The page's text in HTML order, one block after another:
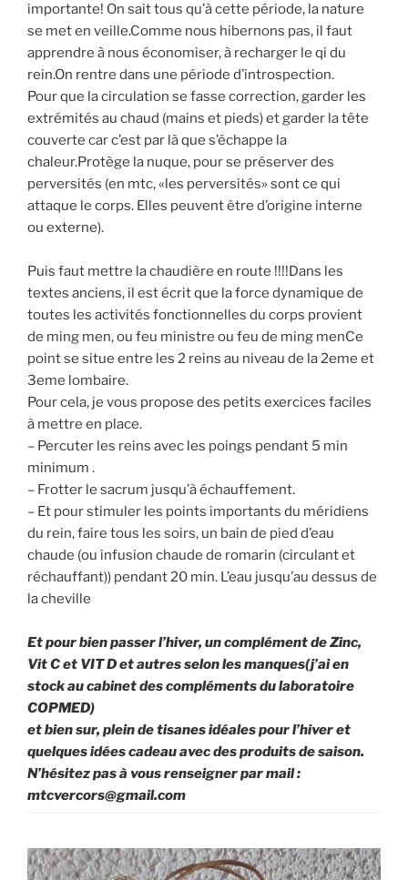
importante! On sait tous qu’à cette période, la nature
se met en veille.Comme nous hibernons pas, il faut
apprendre à nous économiser, à recharger le qi du
rein.On rentre dans une période d’introspection.
Pour que la circulation se fasse correction, garder les
extrémités au chaud (mains et pieds) et garder la tête
couverte car c’est par là que s’échappe la
chaleur.Protège la nuque, pour se préserver des
perversités (en mtc, «les perversités» sont ce qui
attaque le corps. Elles peuvent être d’origine interne
ou externe).
Puis faut mettre la chaudière en route !!!!Dans les
textes anciens, il est écrit que la force dynamique de
toutes les activités fonctionnelles du corps provient
de ming men, ou feu ministre ou feu de ming menCe
point se situe entre les 2 reins au niveau de la 2eme et
3eme lombaire.
Pour cela, je vous propose des petits exercices faciles
à mettre en place.
– Percuter les reins avec les poings pendant 5 min
minimum .
– Frotter le sacrum jusqu’à échauffement.
– Et pour stimuler les points importants du méridiens
du rein, faire tous les soirs, un bain de pied d’eau
chaude (ou infusion chaude de romarin (circulant et
réchauffant)) pendant 20 min. L’eau jusqu’au dessus de
la cheville
Et pour bien passer l’hiver, un complément de Zinc,
Vit C et VIT D et autres selon les manques(j’ai en
stock au cabinet des compléments du laboratoire
COPMED)
et bien sur, plein de tisanes idéales pour l’hiver et
quelques idées cadeau avec des produits de saison.
N’hésitez pas à vous renseigner par mail :
mtcvercors@gmail.com